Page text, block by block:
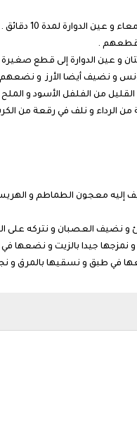
الدوارة لمدة 10 دقائق .
نقطعهم .
و عين الدوارة إلى قطع صغيرة
و نضيف أيضا الأرز و
من الفلفل الأسود و الملح
الرداء و نلف في رقعة من
معجون الطماطم و الهريسة
جيدا بالزيت و نضعها
في طبق و نسقيها بالمرق و